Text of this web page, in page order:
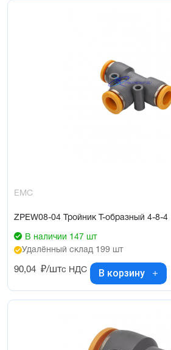
EMC
ZPEW08-04 Тройник Т-образный 4-8-4
В наличии 147 шт
Удалённый склад 199 шт
90,04 ₽/штс НДС В корзину